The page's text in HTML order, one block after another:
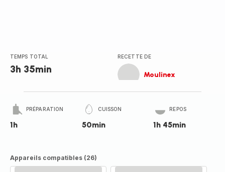
TEMPS TOTAL
3h 35min
RECETTE DE
Moulinex
PRÉPARATION
1h
CUISSON
50min
REPOS
1h 45min
Appareils compatibles (26)